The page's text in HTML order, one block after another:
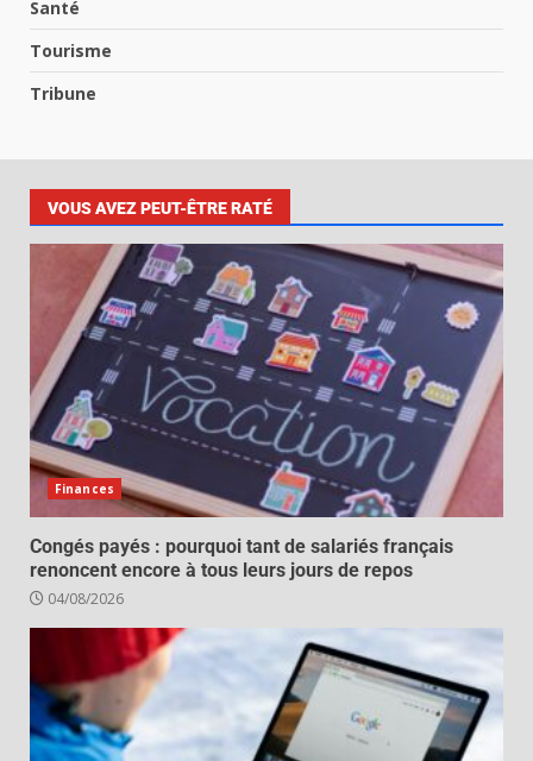
Santé
Tourisme
Tribune
VOUS AVEZ PEUT-ÊTRE RATÉ
Finances
Congés payés : pourquoi tant de salariés français
renoncent encore à tous leurs jours de repos
04/08/2026